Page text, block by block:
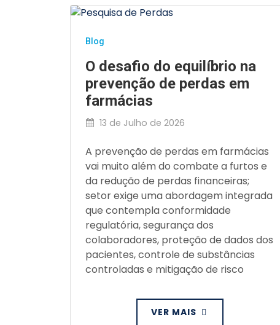
Blog
O desafio do equilíbrio na
prevenção de perdas em
farmácias
13 de Julho de 2026
A prevenção de perdas em farmácias
vai muito além do combate a furtos e
da redução de perdas financeiras;
setor exige uma abordagem integrada
que contempla conformidade
regulatória, segurança dos
colaboradores, proteção de dados dos
pacientes, controle de substâncias
controladas e mitigação de risco
VER MAIS